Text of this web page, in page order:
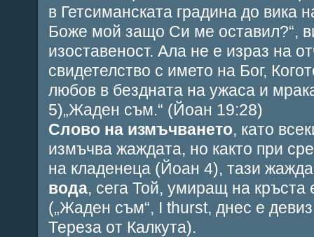
в Гетсиманската градина до вика
Боже мой защо Си ме оставил?“,
изоставеност. Ала не е израз на
свидетелство с името на Бог,
любов в бездната на ужаса и
5)„Жаден съм.“ (Йоан 19:28)
Слово на измъчването, като
измъчва жаждата, но както при
на кладенеца (Йоан 4), тази
вода, сега Той, умиращ на кръста
(„Жаден съм“, I thurst, днес е
Тереза от Калкута).